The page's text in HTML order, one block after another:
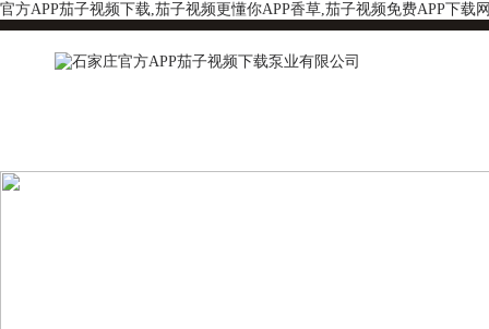
官方APP茄子视频下载,茄子视频更懂你APP香草,茄子视频免费APP下载